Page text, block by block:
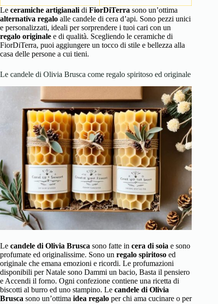
Le ceramiche artigianali di FiorDiTerra sono un’ottima
alternativa regalo alle candele di cera d’api. Sono pezzi unici
e personalizzati, ideali per sorprendere i tuoi cari con un
regalo originale e di qualità. Scegliendo le ceramiche di
FiorDiTerra, puoi aggiungere un tocco di stile e bellezza alla
casa delle persone a cui tieni.
Le candele di Olivia Brusca come regalo spiritoso ed originale
Le candele di Olivia Brusca sono fatte in cera di soia e sono
profumate ed originalissime. Sono un regalo spiritoso ed
originale che emana emozioni e ricordi. Le profumazioni
disponibili per Natale sono Dammi un bacio, Basta il pensiero
e Accendi il forno. Ogni confezione contiene una ricetta di
biscotti al burro ed uno stampino. Le candele di Olivia
Brusca sono un’ottima idea regalo per chi ama cucinare o per